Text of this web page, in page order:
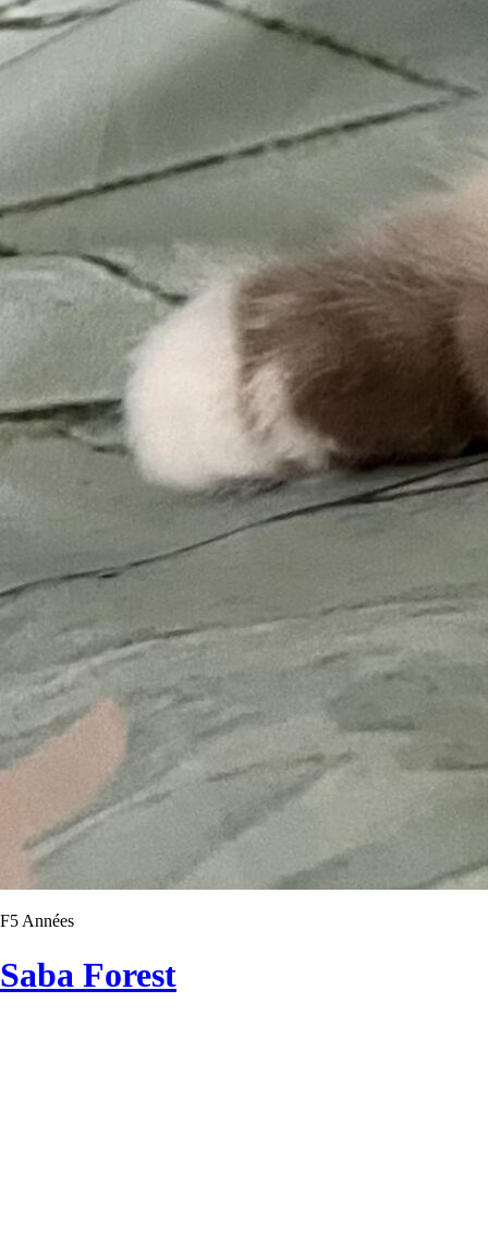
F5 Années
Saba Forest